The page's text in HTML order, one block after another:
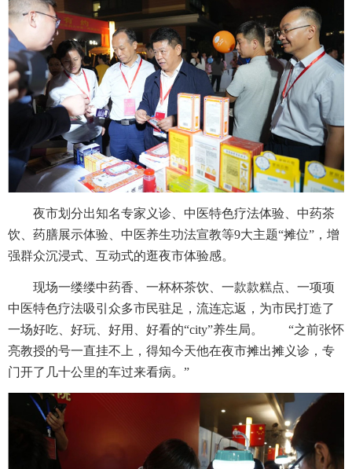
夜市划分出知名专家义诊、中医特色疗法体验、中药茶
饮、药膳展示体验、中医养生功法宣教等9大主题“摊位”，增
强群众沉浸式、互动式的逛夜市体验感。
现场一缕缕中药香、一杯杯茶饮、一款款糕点、一项项
中医特色疗法吸引众多市民驻足，流连忘返，为市民打造了
一场好吃、好玩、好用、好看的“city”养生局。
“之前张怀
亮教授的号一直挂不上，得知今天他在夜市摊出摊义诊，专
门开了几十公里的车过来看病。”